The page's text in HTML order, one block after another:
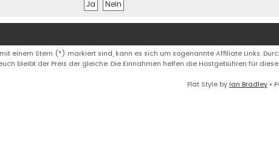
einem Stern (*) markiert sind, kann es sich um sogenannte Affiliate Links.
bleibt der Preis der gleiche. Die Einnahmen helfen die Hostgebühren für
Flat Style by Ian Bradley •